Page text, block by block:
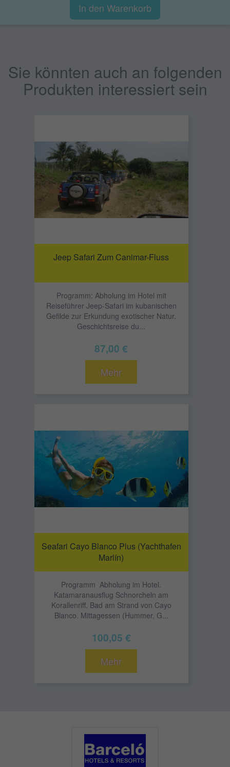
In den Warenkorb
Sie könnten auch an folgenden
Produkten interessiert sein
Jeep Safari Zum Canimar-Fluss
Programm: Abholung im Hotel mit
Reiseführer Jeep-Safari im kubanischen
Gefilde zur Erkundung exotischer Natur.
Geschichtsreise du...
87,00 €
Mehr
Seafari Cayo Blanco Plus (Yachthafen
Marlín)
Programm Abholung im Hotel.
Katamaranausflug Schnorcheln am
Korallenriff. Bad am Strand von Cayo
Blanco. Mittagessen (Hummer, G...
100,05 €
Mehr